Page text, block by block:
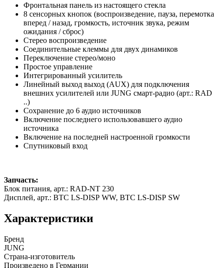
Фронтальная панель из настоящего стекла
8 сенсорных кнопок (воспроизведение, пауза, перемотка
вперед / назад, громкость, источник звука, режим
ожидания / сброс)
Стерео воспроизведение
Соединительные клеммы для двух динамиков
Переключение стерео/моно
Простое управление
Интегрированный усилитель
Линейный выход выход (AUX) для подключения
внешних усилителей или JUNG смарт-радио (арт.: RAD
..)
Сохранение до 6 аудио источников
Включение последнего использовавшего аудио
источника
Включение на последней настроенной громкости
Спутниковый вход
Запчасть:
Блок питания, арт.: RAD-NT 230
Дисплей, арт.: BTC LS-DISP WW, BTC LS-DISP SW
Характеристики
Бренд
JUNG
Страна-изготовитель
Произведено в Германии